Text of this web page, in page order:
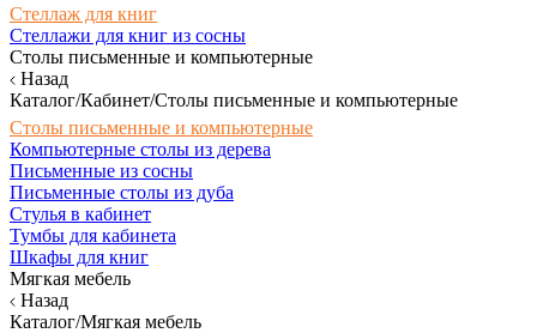
Стеллаж для книг
Стеллажи для книг из сосны
Столы письменные и компьютерные
Назад
Каталог/Кабинет/Столы письменные и компьютерные
Столы письменные и компьютерные
Компьютерные столы из дерева
Письменные из сосны
Письменные столы из дуба
Стулья в кабинет
Тумбы для кабинета
Шкафы для книг
Мягкая мебель
Назад
Каталог/Мягкая мебель